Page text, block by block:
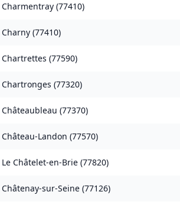
Charmentray (77410)
Charny (77410)
Chartrettes (77590)
Chartronges (77320)
Châteaubleau (77370)
Château-Landon (77570)
Le Châtelet-en-Brie (77820)
Châtenay-sur-Seine (77126)